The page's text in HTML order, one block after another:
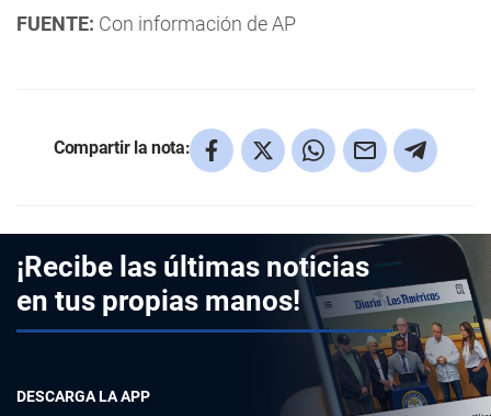
FUENTE: Con información de AP
Compartir la nota:
¡Recibe las últimas noticias
en tus propias manos!
DESCARGA LA APP